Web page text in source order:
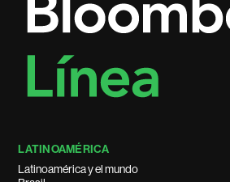
LATINOAMÉRICA
Latinoamérica y el mundo